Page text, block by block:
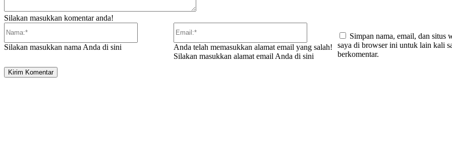
Silakan masukkan komentar anda!
Silakan masukkan nama Anda di sini
Anda telah memasukkan alamat email yang salah!
Silakan masukkan alamat email Anda di sini
Simpan nama, email, dan situs
saya di browser ini untuk lain kali
berkomentar.